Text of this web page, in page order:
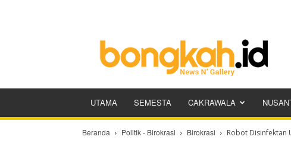
UTAMA SEMESTA CAKRAWALA
Beranda Politik - Birokrasi Birokrasi Robot Disinfektan